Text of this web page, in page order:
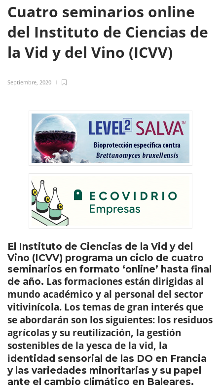
Cuatro seminarios online
del Instituto de Ciencias de
la Vid y del Vino (ICVV)
Septiembre, 2020
El Instituto de Ciencias de la Vid y del
Vino (ICVV) programa un ciclo de cuatro
seminarios en formato ‘online’ hasta final
de año. Las formaciones están dirigidas al
mundo académico y al personal del sector
vitivinícola. Los temas de gran interés que
se abordarán son los siguientes: los residuos
agrícolas y su reutilización, la gestión
sostenibles de la yesca de la vid, la
identidad sensorial de las DO en Francia
y las variedades minoritarias y su papel
ante el cambio climático en Baleares.